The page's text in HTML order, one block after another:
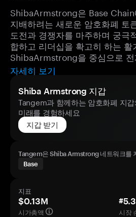
ShibaArmstrong은 Base
지배하려는 새로운 암호화폐 토
도전과 경쟁자를 마주하며 궁극
합하고 리더십을 확고히 하는 활
ShibaArmstrong을 중심으로 전
자세히 보기
Shiba Armstrong 지갑
Tangem과 함께하는 암호화폐 지갑
미래를 경험하세요
지갑 받기
Tangem은 Shiba Armstrong 네트워크를
Base
지표
$0.13M
시가총액
시장